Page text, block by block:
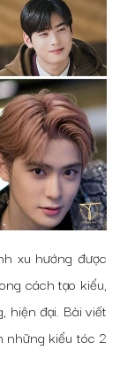
xu hướng được
cách tạo kiểu,
hiện đại. Bài viết
những kiểu tóc 2